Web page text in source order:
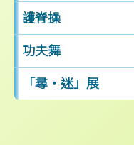
護脊操
功夫舞
「尋‧迷」展